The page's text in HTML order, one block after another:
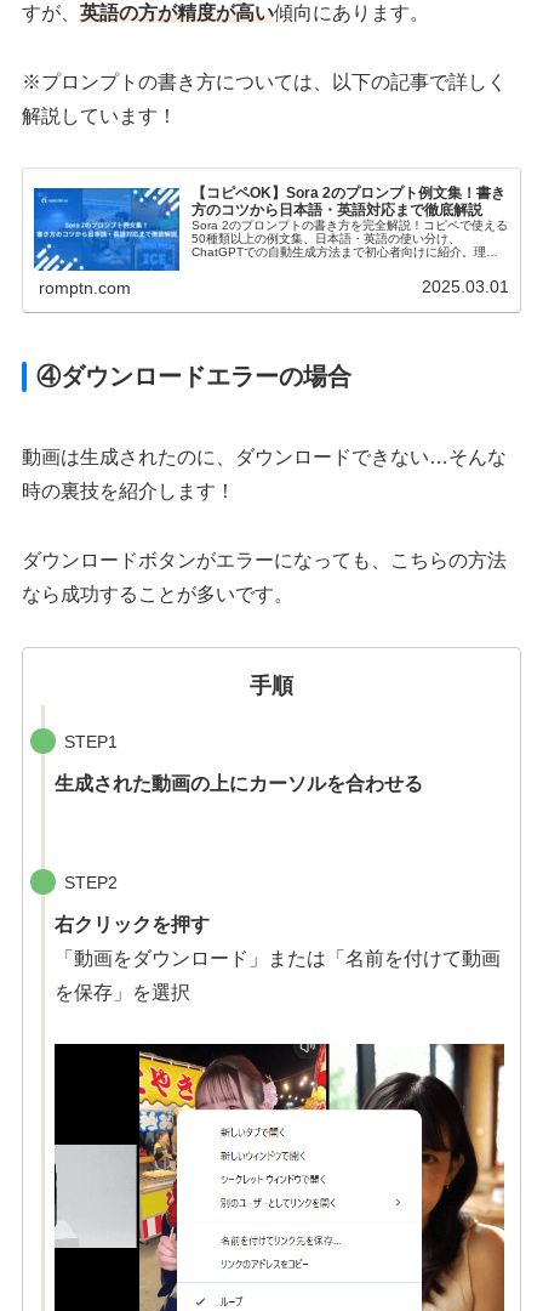
すが、英語の方が精度が高い傾向にあります。
※プロンプトの書き方については、以下の記事で詳しく
解説しています！
【コピペOK】Sora 2のプロンプト例文集！書き
方のコツから日本語・英語対応まで徹底解説
Sora 2のプロンプトの書き方を完全解説！コピペで使える
50種類以上の例文集、日本語・英語の使い分け、
ChatGPTでの自動生成方法まで初心者向けに紹介。理想
romptn.com 2025.03.01
④ダウンロードエラーの場合
動画は生成されたのに、ダウンロードできない…そんな
時の裏技を紹介します！
ダウンロードボタンがエラーになっても、こちらの方法
なら成功することが多いです。
手順
STEP1
生成された動画の上にカーソルを合わせる
STEP2
右クリックを押す
「動画をダウンロード」または「名前を付けて動画
を保存」を選択